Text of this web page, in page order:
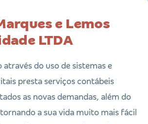
e Lemos
LTDA
através do uso de sistemas e
presta serviços contábeis
as novas demandas, além do
a sua vida muito mais fácil